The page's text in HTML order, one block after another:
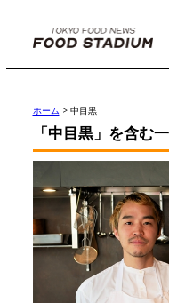
ホーム > 中目黒
「中目黒」を含む